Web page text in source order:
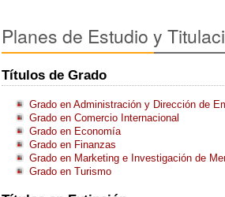
Planes de Estudio y
Títulos de Grado
Grado en Administración y Dirección de
Grado en Comercio Internacional
Grado en Economía
Grado en Finanzas
Grado en Marketing e Investigación de
Grado en Turismo